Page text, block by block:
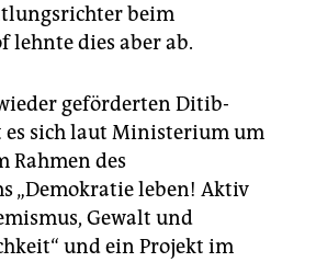
beim
lehnte dies aber ab.
geförderten Ditib-
es sich laut Ministerium um
Rahmen des
„Demokratie leben! Aktiv
Gewalt und
und ein Projekt im